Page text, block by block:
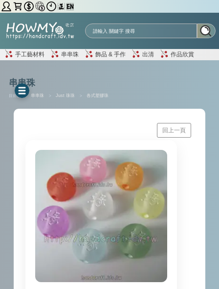
手工藝材料 串串珠 飾品 & 手作 出清 作品欣賞
串串珠
目前位置 : 串串珠 > Just 珠珠 > 各式塑膠珠
回上一頁